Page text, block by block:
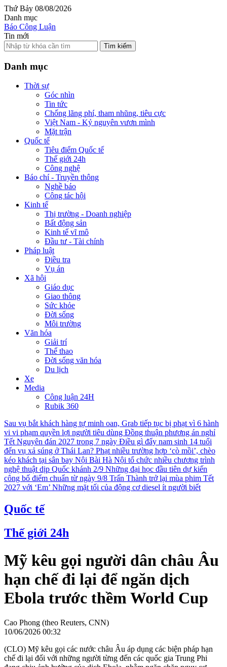
Thứ Bảy 08/08/2026
Danh mục
Báo Công Luận
Tin mới
Tìm kiếm
Danh mục
Thời sự
Góc nhìn
Tin tức
Chống lãng phí, tham nhũng, tiêu cực
Việt Nam - Kỷ nguyên vươn mình
Mặt trận
Quốc tế
Tiêu điểm Quốc tế
Thế giới 24h
Công nghệ
Báo chí - Truyền thông
Nghề báo
Công tác hội
Kinh tế
Thị trường - Doanh nghiệp
Bất động sản
Kinh tế vĩ mô
Đầu tư - Tài chính
Pháp luật
Điều tra
Vụ án
Xã hội
Giáo dục
Giao thông
Sức khỏe
Đời sống
Môi trường
Văn hóa
Giải trí
Thể thao
Đời sống văn hóa
Du lịch
Xe
Media
Công luận 24H
Rubik 360
Sau vụ bắt khách hàng tự minh oan, Grab tiếp tục bị phạt vì 6 hành
vi vi phạm quyền lợi người tiêu dùng Đồng thuận phương án nghỉ
Tết Nguyên đán 2027 trong 7 ngày Điều gì đẩy nam sinh 14 tuổi
đến vụ xả súng ở Thái Lan? Phạt nhiều trường hợp ‘cò mồi’, chèo
kéo khách tại sân bay Nội Bài Hà Nội tổ chức nhiều chương trình
nghệ thuật dịp Quốc khánh 2/9 Những đại học đầu tiên dự kiến
công bố điểm chuẩn từ ngày 9/8 Trấn Thành trở lại mùa phim Tết
2027 với ‘Em’ Những mặt tối của động cơ diesel ít người biết
Quốc tế
Thế giới 24h
Mỹ kêu gọi người dân châu Âu
hạn chế đi lại để ngăn dịch
Ebola trước thềm World Cup
Cao Phong (theo Reuters, CNN)
10/06/2026 00:32
(CLO) Mỹ kêu gọi các nước châu Âu áp dụng các biện pháp hạn
chế đi lại đối với những người từng đến các quốc gia Trung Phi